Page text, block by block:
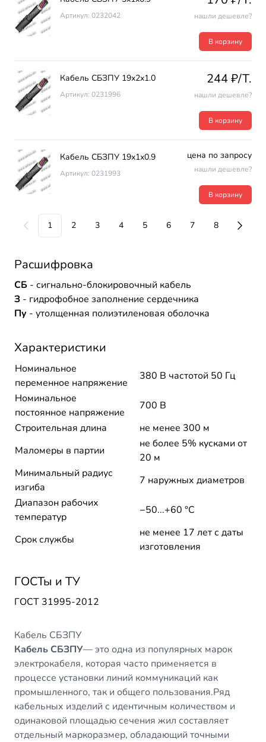
Артикул: 0232042 нашли дешевле?
В корзину
Кабель СБЗПУ 19х2х1.0
Артикул: 0231996
244 ₽/T.
нашли дешевле?
В корзину
Кабель СБЗПУ 19х1х0.9
Артикул: 0231993
цена по запросу
нашли дешевле?
В корзину
1 2 3 4 5 6 7 8
Расшифровка
СБ - сигнально-блокировочный кабель
З - гидрофобное заполнение сердечника
Пу - утолщенная полиэтиленовая оболочка
Характеристики
Номинальное
переменное напряжение
380 В частотой 50 Гц
Номинальное
постоянное напряжение
700 В
Строительная длина
не менее 300 м
Маломеры в партии
не более 5% кусками от
20 м
Минимальный радиус
изгиба
7 наружных диаметров
Диапазон рабочих
температур
−50...+60 °C
Срок службы
не менее 17 лет с даты
изготовления
ГОСТы и ТУ
ГОСТ 31995-2012
Кабель СБЗПУ
Кабель СБЗПУ— это одна из популярных марок
электрокабеля, которая часто применяется в
процессе установки линий коммуникаций как
промышленного, так и общего пользования.Ряд
кабельных изделий с идентичным количеством и
одинаковой площадью сечения жил составляет
отдельный маркоразмер, обладающий точными